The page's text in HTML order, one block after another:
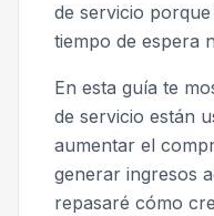
de servicio
tiempo de espera
En esta guía te
de servicio están
aumentar el
generar ingresos
repasaré cómo